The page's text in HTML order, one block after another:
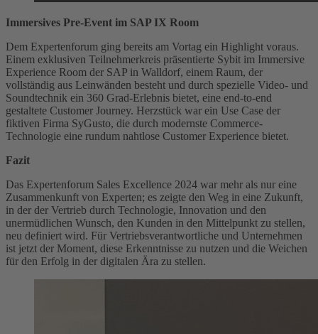
Immersives Pre-Event im SAP IX Room
Dem Experten­forum ging bereits am Vortag ein Highlight voraus.
Einem exklusiven Teilnehmerkreis präsentierte Sybit im Immersive
Experience Room der SAP in Walldorf, einem Raum, der
vollständig aus Leinwänden besteht und durch spezielle Video- und
Soundtechnik ein 360 Grad-Erlebnis bietet, eine end-to-end
gestaltete Customer Journey. Herzstück war ein Use Case der
fiktiven Firma SyGusto, die durch modernste Commerce-
Technologie eine rundum nahtlose Customer Experience bietet.
Fazit
Das Experten­forum Sales Excellence 2024 war mehr als nur eine
Zusammenkunft von Experten; es zeigte den Weg in eine Zukunft,
in der der Vertrieb durch Technologie, Innovation und den
unermüdlichen Wunsch, den Kunden in den Mittelpunkt zu stellen,
neu definiert wird. Für Vertriebsverantwortliche und Unternehmen
ist jetzt der Moment, diese Erkenntnisse zu nutzen und die Weichen
für den Erfolg in der digitalen Ära zu stellen.